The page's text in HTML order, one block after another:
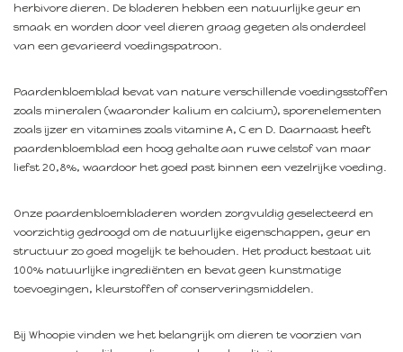
herbivore dieren. De bladeren hebben een natuurlijke geur en
smaak en worden door veel dieren graag gegeten als onderdeel
van een gevarieerd voedingspatroon.
Paardenbloemblad bevat van nature verschillende voedingsstoffen
zoals mineralen (waaronder kalium en calcium), sporenelementen
zoals ijzer en vitamines zoals vitamine A, C en D. Daarnaast heeft
paardenbloemblad een hoog gehalte aan ruwe celstof van maar
liefst 20,8%, waardoor het goed past binnen een vezelrijke voeding.
Onze paardenbloembladeren worden zorgvuldig geselecteerd en
voorzichtig gedroogd om de natuurlijke eigenschappen, geur en
structuur zo goed mogelijk te behouden. Het product bestaat uit
100% natuurlijke ingrediënten en bevat geen kunstmatige
toevoegingen, kleurstoffen of conserveringsmiddelen.
Bij Whoopie vinden we het belangrijk om dieren te voorzien van